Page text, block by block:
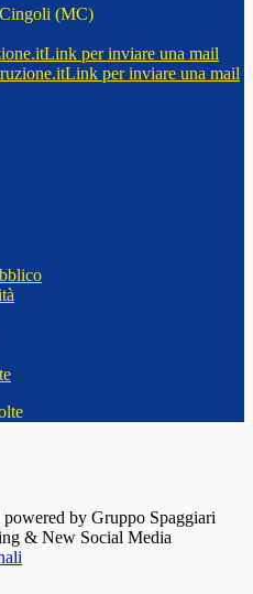
(MC)
Link per inviare una mail
Link per inviare una mail
by Gruppo Spaggiari
& New Social Media